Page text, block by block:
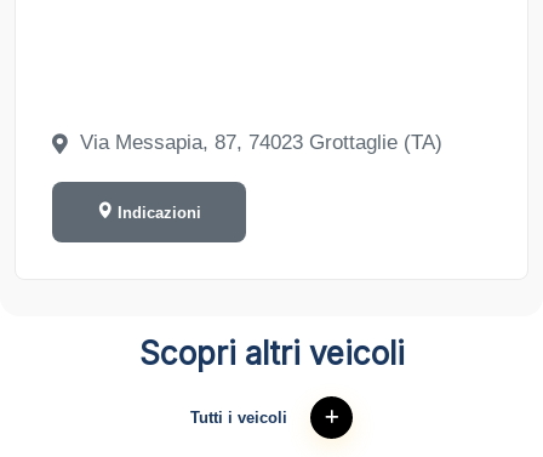
Via Messapia, 87, 74023 Grottaglie (TA)
Indicazioni
Scopri altri veicoli
Tutti i veicoli